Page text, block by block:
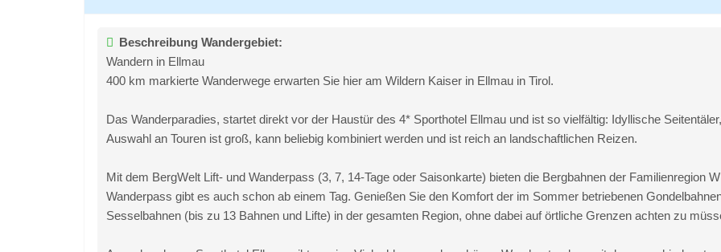
Beschreibung Wandergebiet:
Wandern in Ellmau
400 km markierte Wanderwege erwarten Sie hier am Wildern Kaiser in Ellmau in Tirol.
Das Wanderparadies, startet direkt vor der Haustür des 4* Sporthotel Ellmau und ist so vielfältig: Idyllische
Auswahl an Touren ist groß, kann beliebig kombiniert werden und ist reich an landschaftlichen Reizen.
Mit dem BergWelt Lift- und Wanderpass (3, 7, 14-Tage oder Saisonkarte) bieten die Bergbahnen der Familienregion
Wanderpass gibt es auch schon ab einem Tag. Genießen Sie den Komfort der im Sommer betriebenen
Sesselbahnen (bis zu 13 Bahnen und Lifte) in der gesamten Region, ohne dabei auf örtliche Grenzen achten zu